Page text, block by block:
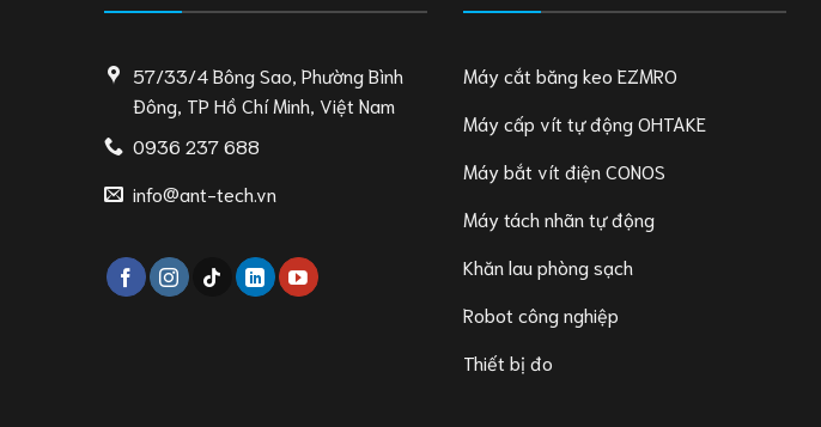
57/33/4 Bông Sao, Phường Bình
Đông, TP Hồ Chí Minh, Việt Nam
0936 237 688
info@ant-tech.vn
Máy cắt băng keo EZMRO
Máy cấp vít tự động OHTAKE
Máy bắt vít điện CONOS
Máy tách nhãn tự động
Khăn lau phòng sạch
Robot công nghiệp
Thiết bị đo